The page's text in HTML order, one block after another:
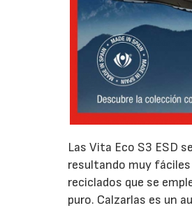
Las Vita Eco S3 ESD
resultando muy
reciclados que se
puro. Calzarlas es un